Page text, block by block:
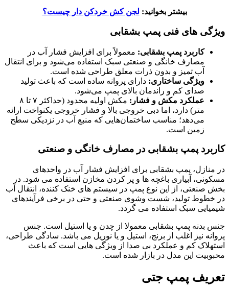
بیشتر بخوانید: لجن کش خردکن دار چیست؟
ویژگی های فنی پمپ بشقابی
کاربرد پمپ بشقابی: معمولاً برای افزایش فشار آب در
مصارف خانگی و صنعتی سبک استفاده می‌شود و برای انتقال
آب تمیز و بدون ذرات معلق طراحی شده است.
ویژگی ساختاری: دارای پروانه ساده است که باعث تولید
صدای کم و راندمان بالای پمپ می‌شود.
عملکرد مکش و فشار:
مکش اولیه محدود (حداکثر ۷ تا ۸
متر) دارد، اما دبی خروجی بالا و فشار خروجی یکنواخت ارائه
می‌دهد؛ مناسب ساختمان‌هایی که منبع آب در نزدیکی سطح
زمین است.
کاربرد پمپ بشقابی در مصارف خانگی و صنعتی
در منازل، پمپ بشقابی برای افزایش فشار آب در واحدهای
مسکونی، آبیاری باغچه ها و پر کردن مخازن استفاده می شود. در
بخش صنعتی، از این نوع پمپ در سیستم های خنک کننده، انتقال آب
در خطوط تولید، شست وشوی صنعتی و حتی در برخی فرآیندهای
شیمیایی سبک استفاده می گردد.
جنس بدنه پمپ بشقابی معمولا از چدن و یا استیل است. جنس
پروانه نیز اغلب از برنج، استیل و یا نوریل می باشد. سادگی طراحی،
استهلاک کم و عملکرد بی صدا از ویژگی هایی است که باعث
محبوبیت این مدل در بازار شده است.
تعریف پمپ جتی